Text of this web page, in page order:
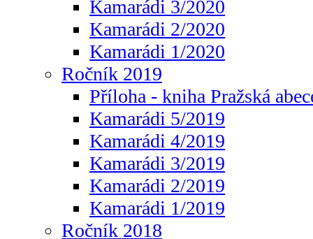
Kamarádi 3/2020
Kamarádi 2/2020
Kamarádi 1/2020
Ročník 2019
Příloha - kniha Pražská
Kamarádi 5/2019
Kamarádi 4/2019
Kamarádi 3/2019
Kamarádi 2/2019
Kamarádi 1/2019
Ročník 2018